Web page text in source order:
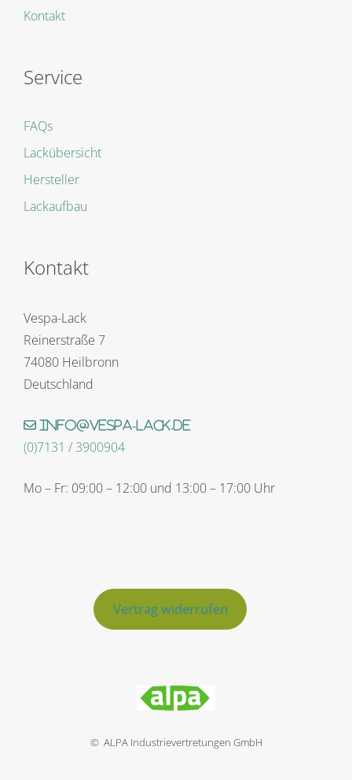
Kontakt
Service
FAQs
Lackübersicht
Hersteller
Lackaufbau
Kontakt
Vespa-Lack
Reinerstraße 7
74080 Heilbronn
Deutschland
info@vespa-lack.de
(0)7131 / 3900904
Mo – Fr: 09:00 – 12:00 und 13:00 – 17:00 Uhr
Vertrag widerrufen
© ALPA Industrievertretungen GmbH